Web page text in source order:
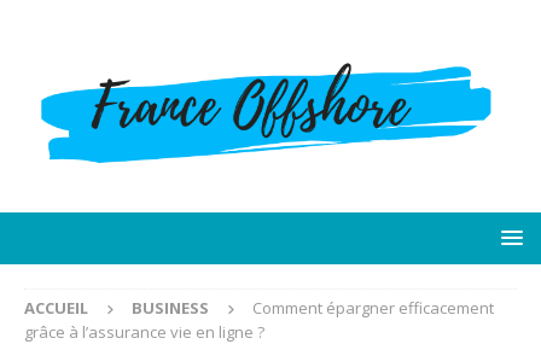
ACCUEIL BUSINESS
Comment épargner efficacement
grâce à l’assurance vie en ligne ?